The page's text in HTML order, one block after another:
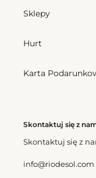
Sklepy
Hurt
Karta
Skontaktuj się z
Skontaktuj się z
info@riodesol.com